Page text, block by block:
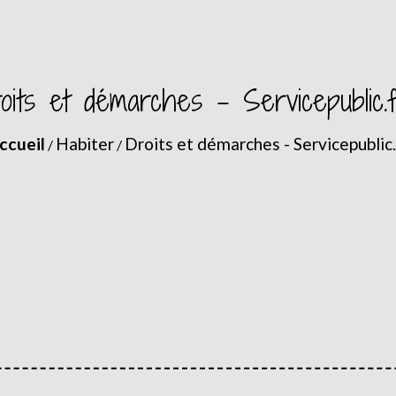
et démarches -
/ Habiter / Droits et démarches -